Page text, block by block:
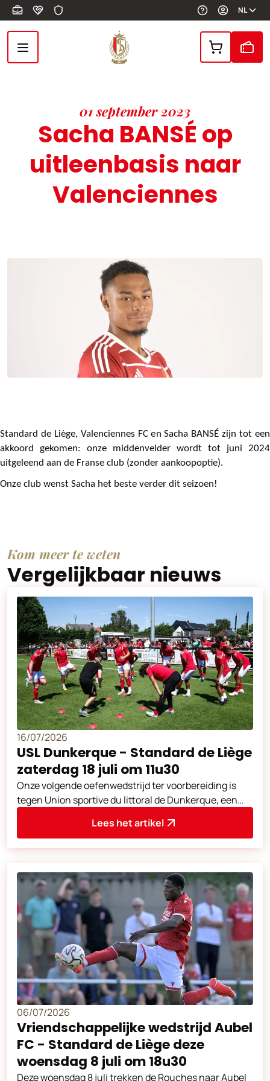
Overslaan en naar de inhoud gaan NL
01 september 2023
Sacha BANSÉ op
uitleenbasis naar
Valenciennes
Standard de Liège, Valenciennes FC en Sacha BANSÉ zijn tot een
akkoord gekomen: onze middenvelder wordt tot juni 2024
uitgeleend aan de Franse club (zonder aankoopoptie).
Onze club wenst Sacha het beste verder dit seizoen!
Kom meer te weten
Vergelijkbaar nieuws
16/07/2026
USL Dunkerque - Standard de Liège
zaterdag 18 juli om 11u30
Onze volgende oefenwedstrijd ter voorbereiding is
tegen Union sportive du littoral de Dunkerque, een
Lees het artikel
06/07/2026
Vriendschappelijke wedstrijd Aubel
FC - Standard de Liège deze
woensdag 8 juli om 18u30
Deze woensdag 8 juli trekken de Rouches naar Aubel